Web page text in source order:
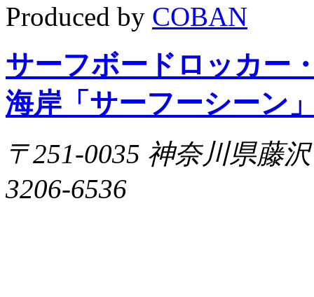
Produced by COBAN
サーフボードロッカー
海岸「サーフーシーン
〒251-0035 神奈川県藤
3206-6536